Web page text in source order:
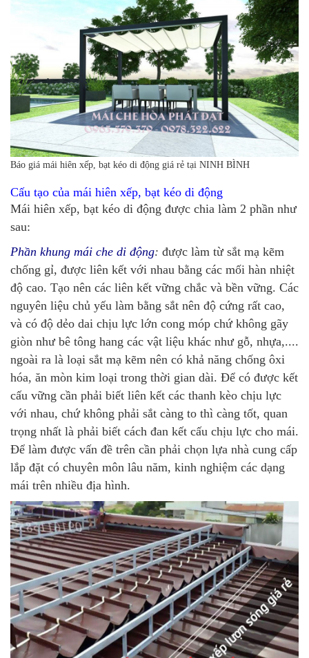
Báo giá mái hiên xếp, bạt kéo di động giá rẻ tại NINH BÌNH
Cấu tạo của mái hiên xếp, bạt kéo di động
Mái hiên xếp, bạt kéo di động được chia làm 2 phần như
sau:
Phần khung mái che di động: được làm từ sắt mạ kẽm
chống gỉ, được liên kết với nhau bằng các mối hàn nhiệt
độ cao. Tạo nên các liên kết vững chắc và bền vững. Các
nguyên liệu chủ yếu làm bằng sắt nên độ cứng rất cao,
và có độ dẻo dai chịu lực lớn cong móp chứ không gãy
giòn như bê tông hang các vật liệu khác như gỗ, nhựa,....
ngoài ra là loại sắt mạ kẽm nên có khả năng chống ôxi
hóa, ăn mòn kim loại trong thời gian dài. Để có được kết
cấu vững cần phải biết liên kết các thanh kèo chịu lực
với nhau, chứ không phải sắt càng to thì càng tốt, quan
trọng nhất là phải biết cách đan kết cấu chịu lực cho mái.
Để làm được vấn đề trên cần phải chọn lựa nhà cung cấp
lắp đặt có chuyên môn lâu năm, kinh nghiệm các dạng
mái trên nhiều địa hình.